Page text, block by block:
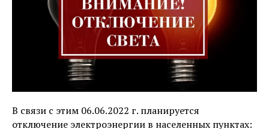
В связи с этим 06.06.2022 г. планируется
отключение электроэнергии в населенных пунктах: